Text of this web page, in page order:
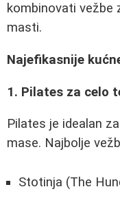
kombinovati vežbe
masti.
Najefikasnije
1. Pilates za celo
Pilates je idealan
mase. Najbolje
Stotinja (The